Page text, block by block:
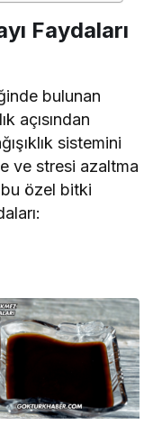
Faydaları
bulunan
açısından
sistemini
ve stresi azaltma
özel bitki